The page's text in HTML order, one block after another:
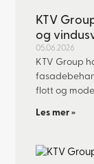
KTV
og
05.06.2026
KTV Group
flott og
Les mer »